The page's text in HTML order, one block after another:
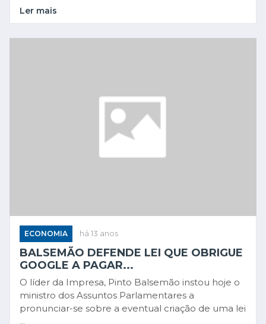
Ler mais
ECONOMIA há 13 anos
BALSEMÃO DEFENDE LEI QUE OBRIGUE
GOOGLE A PAGAR...
O líder da Impresa, Pinto Balsemão instou hoje o
ministro dos Assuntos Parlamentares a
pronunciar-se sobre a eventual criação de uma lei
...